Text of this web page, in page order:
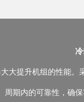
大提升机组的性能。
周期内的可靠性，确